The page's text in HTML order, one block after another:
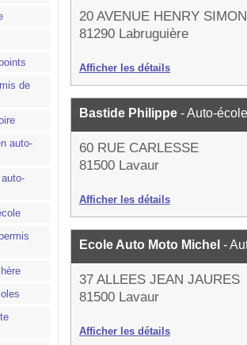
de
auto-
20 AVENUE HENRY SIMON
81290 Labruguière
Afficher les détails
Bastide Philippe - Auto-école
60 RUE CARLESSE
81500 Lavaur
Afficher les détails
Ecole Auto Moto Michel -
37 ALLEES JEAN JAURES
81500 Lavaur
Afficher les détails